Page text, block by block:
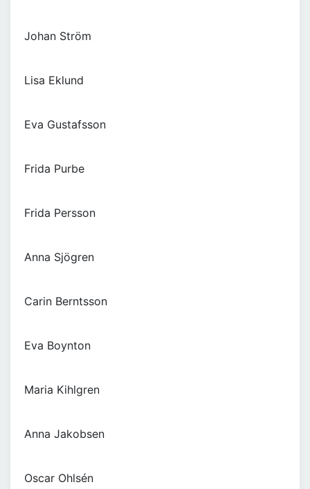
Johan Ström
Lisa Eklund
Eva Gustafsson
Frida Purbe
Frida Persson
Anna Sjögren
Carin Berntsson
Eva Boynton
Maria Kihlgren
Anna Jakobsen
Oscar Ohlsén